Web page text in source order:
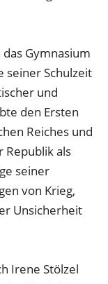
Gymnasium
seiner Schulzeit
und
den Ersten
Reiches und
Republik als
seiner
von Krieg,
Unsicherheit
Irene Stölzel